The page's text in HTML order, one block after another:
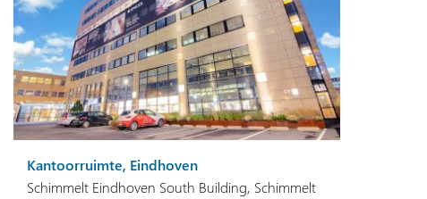
Kantoorruimte, Eindhoven
Schimmelt Eindhoven South Building, Schimmelt